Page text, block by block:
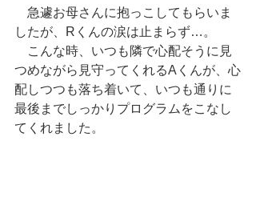
急遽お母さんに抱っこしてもらいま
したが、Rくんの涙は止まらず…。
こんな時、いつも隣で心配そうに見
つめながら見守ってくれるAくんが、心
配しつつも落ち着いて、いつも通りに
最後までしっかりプログラムをこなし
てくれました。